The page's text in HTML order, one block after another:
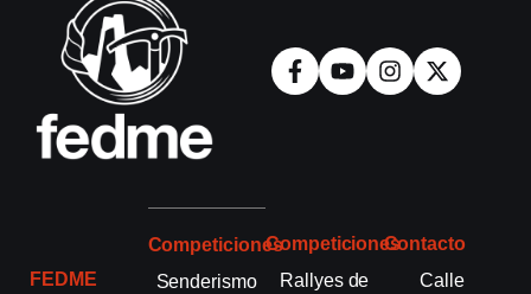
FEDME
Competiciones
Senderismo
Competiciones
Rallyes de
Contacto
Calle